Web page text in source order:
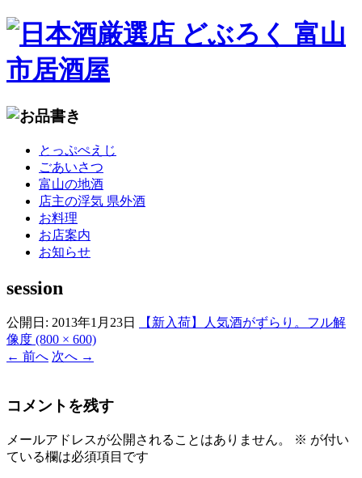
とっぷぺえじ
ごあいさつ
富山の地酒
店主の浮気 県外酒
お料理
お店案内
お知らせ
session
公開日: 2013年1月23日 【新入荷】人気酒がずらり。 フル解
像度 (800 × 600)
← 前へ 次へ →
コメントを残す
メールアドレスが公開されることはありません。 ※ が付い
ている欄は必須項目です